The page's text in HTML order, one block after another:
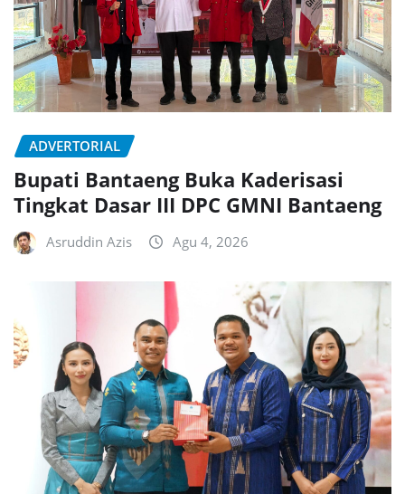
ADVERTORIAL
Bupati Bantaeng Buka Kaderisasi
Tingkat Dasar III DPC GMNI Bantaeng
Asruddin Azis Agu 4, 2026